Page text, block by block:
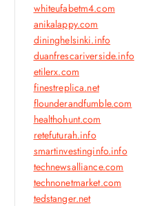
whiteufabetm4.com
anikalappy.com
dininghelsinki.info
duanfrescariverside.info
etilerx.com
finestreplica.net
flounderandfumble.com
healthohunt.com
retefuturah.info
smartinvestinginfo.info
technewsalliance.com
technonetmarket.com
tedstanger.net